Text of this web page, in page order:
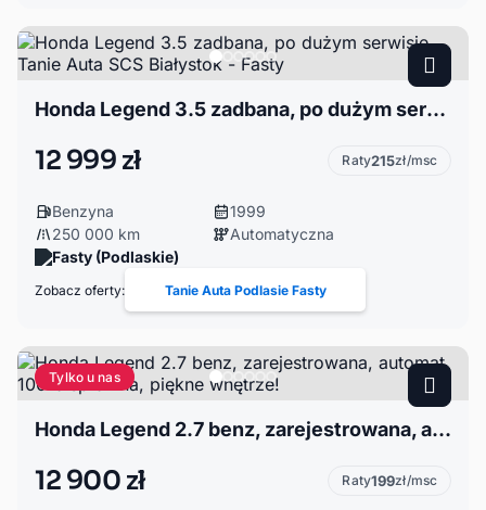
Honda Legend 3.5 zadbana, po dużym serwisie Tanie Auta SCS Białystok - Fasty
12 999 zł Raty215zł/msc
Benzyna
1999
250 000 km
Automatyczna
Fasty (Podlaskie)
Zobacz oferty: Tanie Auta Podlasie Fasty
Tylko u nas
Honda Legend 2.7 benz, zarejestrowana, automat, 100% sprawna, piękne wnętrze!
12 900 zł Raty199zł/msc